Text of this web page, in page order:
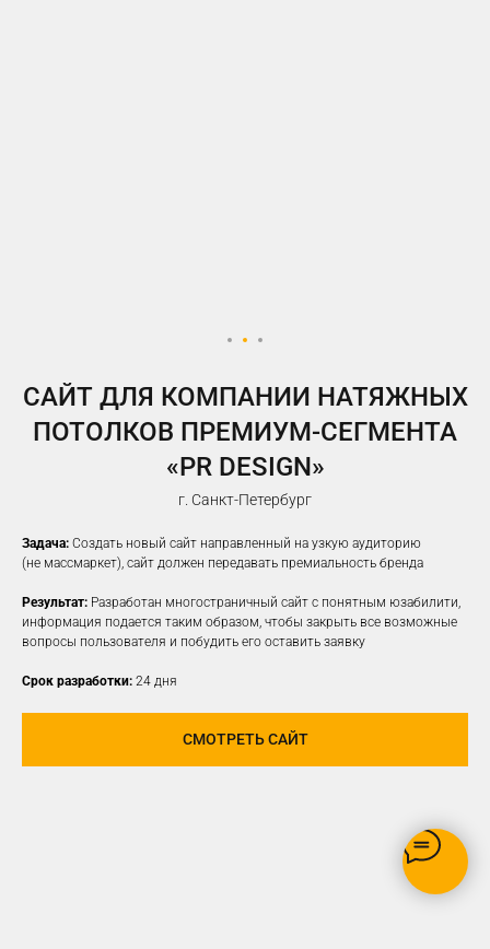
САЙТ ДЛЯ КОМПАНИИ НАТЯЖНЫХ
ПОТОЛКОВ ПРЕМИУМ-СЕГМЕНТА
«PR DESIGN»
г. Санкт-Петербург
Задача: Создать новый сайт направленный на узкую аудиторию
(не массмаркет), сайт должен передавать премиальность бренда
Результат: Разработан многостраничный сайт с понятным юзабилити,
информация подается таким образом, чтобы закрыть все возможные
вопросы пользователя и побудить его оставить заявку
Срок разработки: 24 дня
СМОТРЕТЬ САЙТ
НАСТРОИМ
ТАРГЕТИРОВАННУЮ
РЕКЛАМУ НА ВАШУ ЦА